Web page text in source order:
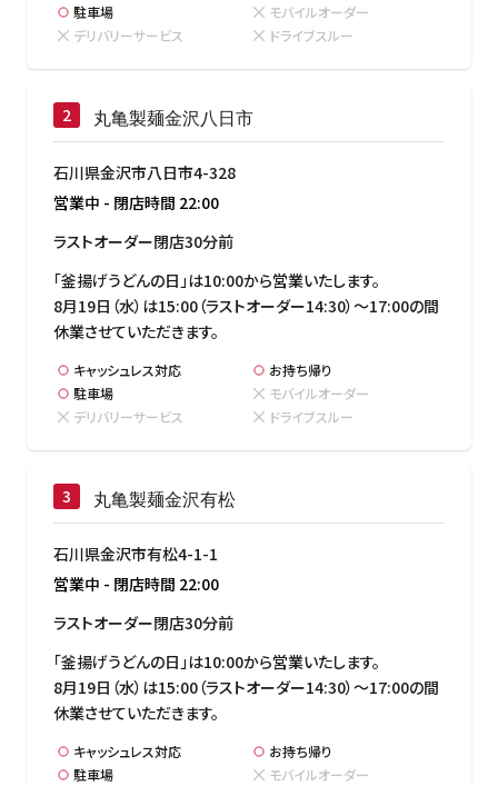
駐車場
モバイルオーダー
デリバリーサービス
ドライブスルー
丸亀製麺金沢八日市
石川県金沢市八日市4-328
営業中 - 閉店時間 22:00
ラストオーダー閉店30分前
「釜揚げうどんの日」は10:00から営業いたします。
8月19日（水）は15:00（ラストオーダー14:30）～17:00の間
休業させていただきます。
キャッシュレス対応
お持ち帰り
駐車場
モバイルオーダー
デリバリーサービス
ドライブスルー
丸亀製麺金沢有松
石川県金沢市有松4-1-1
営業中 - 閉店時間 22:00
ラストオーダー閉店30分前
「釜揚げうどんの日」は10:00から営業いたします。
8月19日（水）は15:00（ラストオーダー14:30）～17:00の間
休業させていただきます。
キャッシュレス対応
お持ち帰り
駐車場
モバイルオーダー